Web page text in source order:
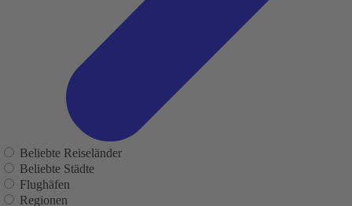
Beliebte Reiseländer
Beliebte Städte
Flughäfen
Regionen